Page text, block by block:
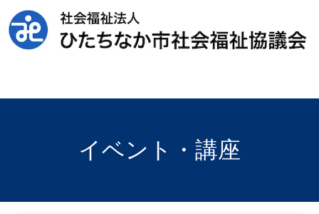
イベント・講座